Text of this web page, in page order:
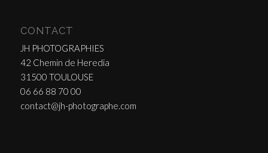
CONTACT
JH PHOTOGRAPHIES
42 Chemin de Heredia
31500 TOULOUSE
06 66 88 70 00
contact@jh-photographe.com